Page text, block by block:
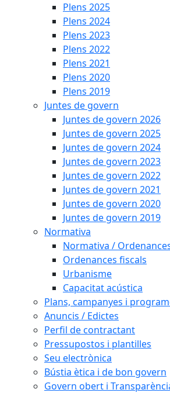
Plens 2025
Plens 2024
Plens 2023
Plens 2022
Plens 2021
Plens 2020
Plens 2019
Juntes de govern
Juntes de govern 2026
Juntes de govern 2025
Juntes de govern 2024
Juntes de govern 2023
Juntes de govern 2022
Juntes de govern 2021
Juntes de govern 2020
Juntes de govern 2019
Normativa
Normativa /
Ordenances fiscals
Urbanisme
Capacitat acústica
Plans, campanyes i
Anuncis / Edictes
Perfil de contractant
Pressupostos i plantilles
Seu electrònica
Bústia ètica i de bon govern
Govern obert i